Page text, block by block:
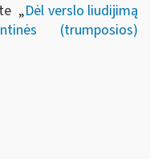
„Dėl verslo liudijimą
(trumposios)